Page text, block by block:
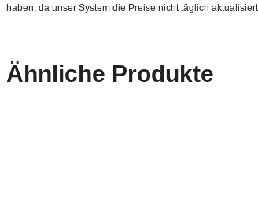
haben, da unser System die Preise nicht täglich
Ähnliche Produkte